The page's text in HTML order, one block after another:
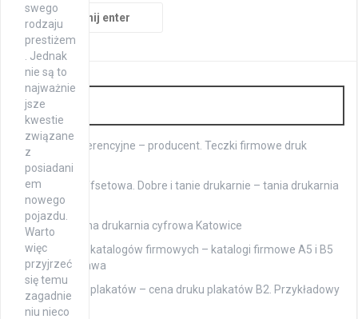
swego
rodzaju
prestiżem
. Jednak
nie są to
najważnie
jsze
kwestie
związane
z
posiadani
em
nowego
pojazdu.
Warto
więc
przyjrzeć
się temu
zagadnie
niu nieco
Szukaj:
Druk
Teczki konferencyjne – producent. Teczki firmowe druk
ekspresowy
Drukarnia offsetowa. Dobre i tanie drukarnie – tania drukarnia
Warszawa
Profesjonalna drukarnia cyfrowa Katowice
Drukowanie katalogów firmowych – katalogi firmowe A5 i B5
druk Warszawa
Drukowanie plakatów – cena druku plakatów B2. Przykładowy
cennik